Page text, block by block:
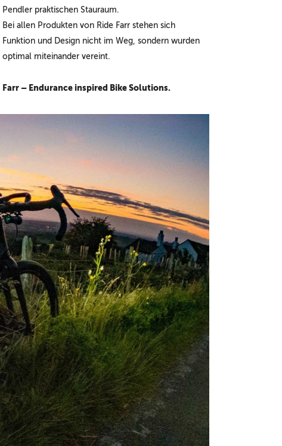
Pendler praktischen Stauraum.
Bei allen Produkten von Ride Farr stehen sich
Funktion und Design nicht im Weg, sondern wurden
optimal miteinander vereint.
Farr – Endurance inspired Bike Solutions.